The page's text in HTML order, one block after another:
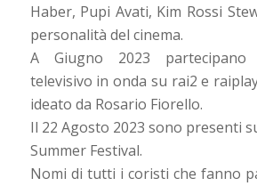
Haber, Pupi Avati, Kim Rossi
personalità del cinema.
A Giugno 2023 partecipano
televisivo in onda su rai2 e
ideato da Rosario Fiorello.
Il 22 Agosto 2023 sono presenti
Summer Festival.
Nomi di tutti i coristi che fanno